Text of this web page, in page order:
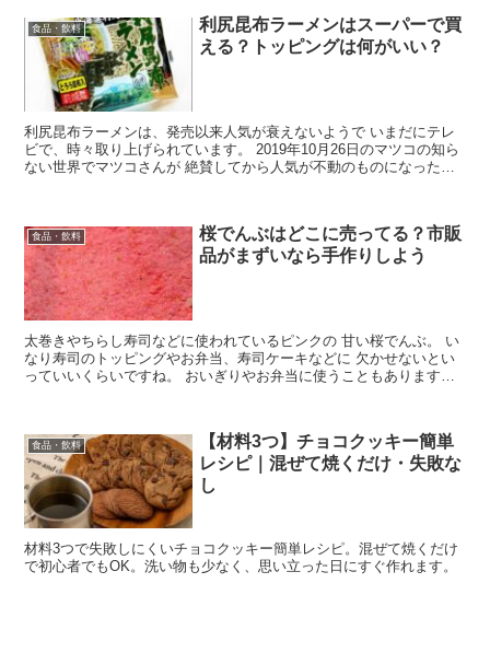
食品・飲料
利尻昆布ラーメンはスーパーで買
える？トッピングは何がいい？
利尻昆布ラーメンは、発売以来人気が衰えないようで いまだにテレ
ビで、時々取り上げられています。 2019年10月26日のマツコの知ら
ない世界でマツコさんが 絶賛してから人気が不動のものになったよ
食品・飲料
桜でんぶはどこに売ってる？市販
品がまずいなら手作りしよう
太巻きやちらし寿司などに使われているピンクの 甘い桜でんぶ。 い
なり寿司のトッピングやお弁当、寿司ケーキなどに 欠かせないとい
っていいくらいですね。 おいぎりやお弁当に使うこともあります
食品・飲料
【材料3つ】チョコクッキー簡単
レシピ｜混ぜて焼くだけ・失敗な
し
材料3つで失敗しにくいチョコクッキー簡単レシピ。混ぜて焼くだけ
で初心者でもOK。洗い物も少なく、思い立った日にすぐ作れます。